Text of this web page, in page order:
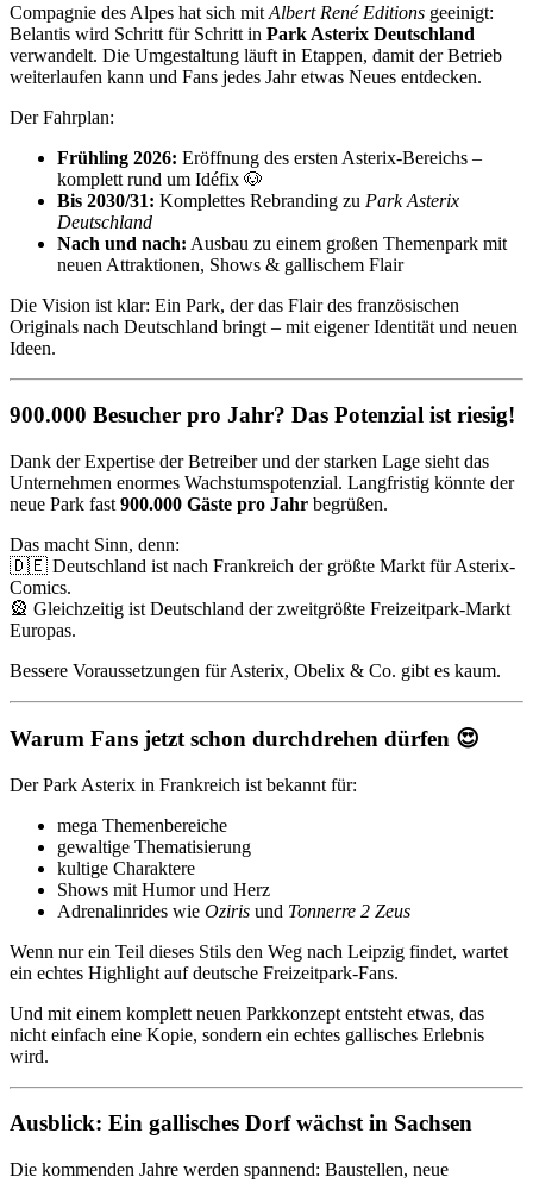
Compagnie des Alpes hat sich mit Albert René Editions geeinigt:
Belantis wird Schritt für Schritt in Park Asterix Deutschland
verwandelt. Die Umgestaltung läuft in Etappen, damit der Betrieb
weiterlaufen kann und Fans jedes Jahr etwas Neues entdecken.
Der Fahrplan:
Frühling 2026: Eröffnung des ersten Asterix-Bereichs –
komplett rund um Idéfix 🐶
Bis 2030/31: Komplettes Rebranding zu Park Asterix
Deutschland
Nach und nach: Ausbau zu einem großen Themenpark mit
neuen Attraktionen, Shows & gallischem Flair
Die Vision ist klar: Ein Park, der das Flair des französischen
Originals nach Deutschland bringt – mit eigener Identität und neuen
Ideen.
900.000 Besucher pro Jahr? Das Potenzial ist riesig!
Dank der Expertise der Betreiber und der starken Lage sieht das
Unternehmen enormes Wachstumspotenzial. Langfristig könnte der
neue Park fast 900.000 Gäste pro Jahr begrüßen.
Das macht Sinn, denn:
🇩🇪 Deutschland ist nach Frankreich der größte Markt für Asterix-
Comics.
🎡 Gleichzeitig ist Deutschland der zweitgrößte Freizeitpark-Markt
Europas.
Bessere Voraussetzungen für Asterix, Obelix & Co. gibt es kaum.
Warum Fans jetzt schon durchdrehen dürfen 😍
Der Park Asterix in Frankreich ist bekannt für:
mega Themenbereiche
gewaltige Thematisierung
kultige Charaktere
Shows mit Humor und Herz
Adrenalinrides wie Oziris und Tonnerre 2 Zeus
Wenn nur ein Teil dieses Stils den Weg nach Leipzig findet, wartet
ein echtes Highlight auf deutsche Freizeitpark-Fans.
Und mit einem komplett neuen Parkkonzept entsteht etwas, das
nicht einfach eine Kopie, sondern ein echtes gallisches Erlebnis
wird.
Ausblick: Ein gallisches Dorf wächst in Sachsen
Die kommenden Jahre werden spannend: Baustellen, neue